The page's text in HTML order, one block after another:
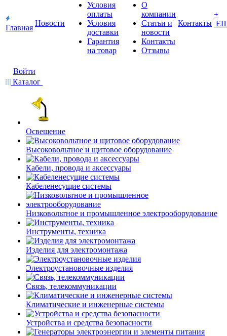
Главная
Новости
Условия
оплаты
Условия
доставки
Гарантия
на товар
О
компании
Статьи и
новости
Контакты
Отзывы
Контакты
+
Войти
Каталог
Освещение
Высоковольтное и щитовое оборудование
Кабели, провода и аксессуары
Кабеленесущие системы
Низковольтное и промышленное электрооборудование
Инструменты, техника
Изделия для электромонтажа
Электроустановочные изделия
Связь, телекоммуникации
Климатические и инженерные системы
Устройства и средства безопасности